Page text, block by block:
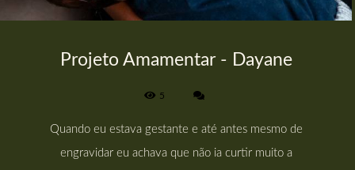
Projeto Amamentar - Dayane
5
Quando eu estava gestante e até antes mesmo de
engravidar eu achava que não ia curtir muito a